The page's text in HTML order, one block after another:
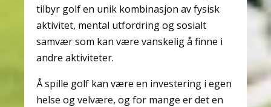
tilbyr golf en unik kombinasjon av fysisk
aktivitet, mental utfordring og sosialt
samvær som kan være vanskelig å finne i
andre aktiviteter.
Å spille golf kan være en investering i egen
helse og velvære, og for mange er det en